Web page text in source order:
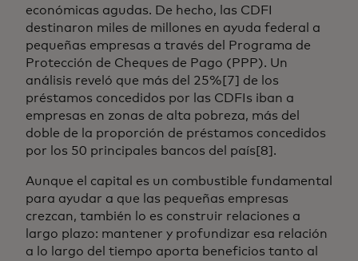
económicas agudas. De hecho, las CDFI
destinaron miles de millones en ayuda federal a
pequeñas empresas a través del Programa de
Protección de Cheques de Pago (PPP). Un
análisis reveló que más del 25%[7] de los
préstamos concedidos por las CDFIs iban a
empresas en zonas de alta pobreza, más del
doble de la proporción de préstamos concedidos
por los 50 principales bancos del país[8].
Aunque el capital es un combustible fundamental
para ayudar a que las pequeñas empresas
crezcan, también lo es construir relaciones a
largo plazo: mantener y profundizar esa relación
a lo largo del tiempo aporta beneficios tanto al